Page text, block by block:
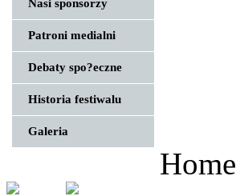
Nasi sponsorzy
Patroni medialni
Debaty spo?eczne
Historia festiwalu
Galeria
Home